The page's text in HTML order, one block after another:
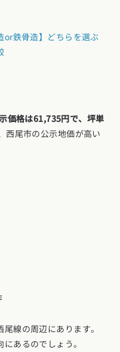
or鉄骨造】どちらを選ぶ
価格は61,735円で、坪単
西尾市の公示地価が高い
線の周辺にあります。
あるのでしょう。